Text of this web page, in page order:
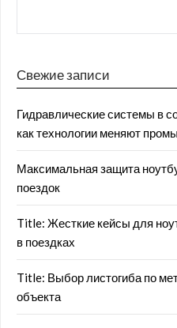
Свежие записи
Гидравлические системы в
как технологии меняют
Максимальная защита
поездок
Title: Жесткие кейсы для
в поездках
Title: Выбор листогиба по
объекта